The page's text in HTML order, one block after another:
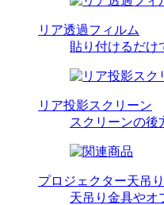
リア透過フィルム
貼り付けるだけ
リア投影スクリーン
スクリーンの後
プロジェクター天吊
天吊り金具やオ